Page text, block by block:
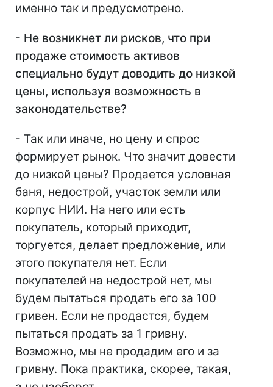
именно так и предусмотрено.
- Не возникнет ли рисков, что при
продаже стоимость активов
специально будут доводить до низкой
цены, используя возможность в
законодательстве?
- Так или иначе, но цену и спрос
формирует рынок. Что значит довести
до низкой цены? Продается условная
баня, недострой, участок земли или
корпус НИИ. На него или есть
покупатель, который приходит,
торгуется, делает предложение, или
этого покупателя нет. Если
покупателей на недострой нет, мы
будем пытаться продать его за 100
гривен. Если не продастся, будем
пытаться продать за 1 гривну.
Возможно, мы не продадим его и за
гривну. Пока практика, скорее, такая,